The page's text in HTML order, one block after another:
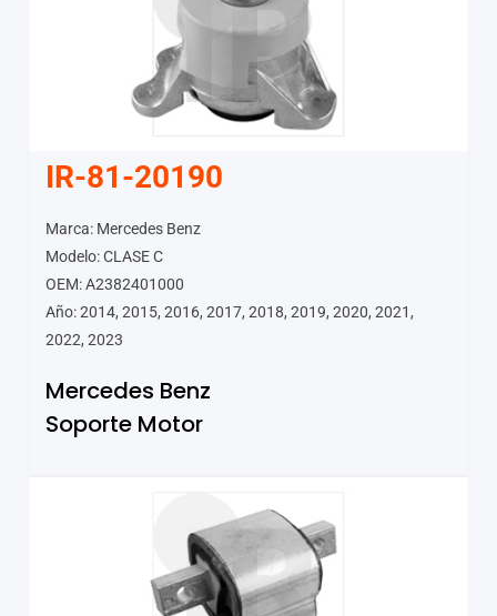
IR-81-20190
Marca: Mercedes Benz
Modelo: CLASE C
OEM: A2382401000
Año: 2014, 2015, 2016, 2017, 2018, 2019, 2020, 2021,
2022, 2023
Mercedes Benz
Soporte Motor